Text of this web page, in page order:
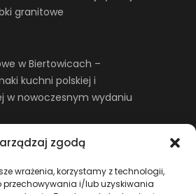
zgodą
wrażenia, korzystamy z technologii,
przechowywania i/lub uzyskiwania
granitowe
w Biertowicach –
kuchni polskiej i
w nowoczesnym wydaniu
firmy – kiedy trudna
wymaga wsparcia